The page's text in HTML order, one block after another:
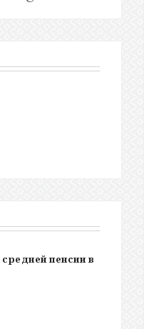
пенсии в